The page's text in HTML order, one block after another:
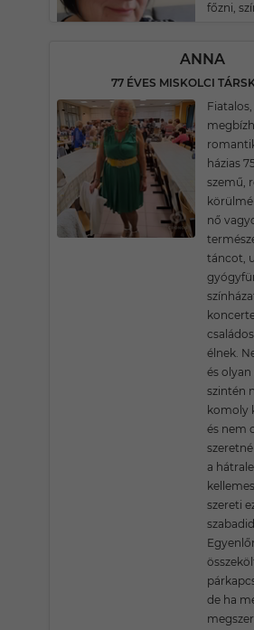
főzni,
ANNA
77 ÉVES MISKOLCI
házias
szemű,
nő
táncot,
élnek.
és olyan
szintén
komoly
és nem
a
szereti
de ha